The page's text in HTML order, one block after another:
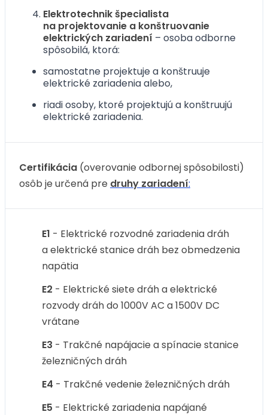
Elektrotechnik špecialista
na projektovanie a konštruovanie
elektrických zariadení – osoba odborne
spôsobilá, ktorá:
samostatne projektuje a konštruuje
elektrické zariadenia alebo,
riadi osoby, ktoré projektujú a konštruujú
elektrické zariadenia.
Certifikácia (overovanie odbornej spôsobilosti)
osôb je určená pre druhy zariadení:
E1 - Elektrické rozvodné zariadenia dráh
a elektrické stanice dráh bez obmedzenia
napätia
E2 - Elektrické siete dráh a elektrické
rozvody dráh do 1000V AC a 1500V DC
vrátane
E3 - Trakčné napájacie a spínacie stanice
železničných dráh
E4 - Trakčné vedenie železničných dráh
E5 - Elektrické zariadenia napájané